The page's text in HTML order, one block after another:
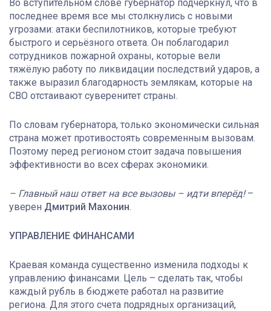
Во вступительном слове губернатор подчеркнул, что в
последнее время все мы столкнулись с новыми
угрозами: атаки беспилотников, которые требуют
быстрого и серьёзного ответа. Он поблагодарил
сотрудников пожарной охраны, которые вели
тяжёлую работу по ликвидации последствий ударов, а
также выразил благодарность землякам, которые на
СВО отстаивают суверенитет страны.
По словам губернатора, только экономически сильная
страна может противостоять современным вызовам.
Поэтому перед регионом стоит задача повышения
эффективности во всех сферах экономики.
– Главный наш ответ на все вызовы – идти вперёд!–
уверен Дмитрий Махонин.
УПРАВЛЕНИЕ ФИНАНСАМИ
Краевая команда существенно изменила подходы к
управлению финансами. Цель – сделать так, чтобы
каждый рубль в бюджете работал на развитие
региона. Для этого счета подрядных организаций,